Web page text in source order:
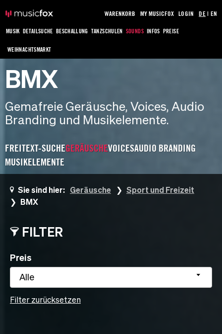
MUSIK DETAILSUCHE BESCHALLUNG TANZSCHULEN SOUNDS INFOS PREISE
WEIHNACHTSMARKT
WARENKORB MY MUSICFOX LOGIN DE| EN
BMX
Gemafreie Geräusche, Voices, Audio
Branding und Musikelemente.
FREITEXT-SUCHEGERÄUSCHEVOICESAUDIO BRANDING
MUSIKELEMENTE
Sie sind hier: Geräusche
Sport und Freizeit
BMX
FILTER
Preis
Alle
Filter zurücksetzen